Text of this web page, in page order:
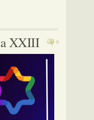
XXIII 0